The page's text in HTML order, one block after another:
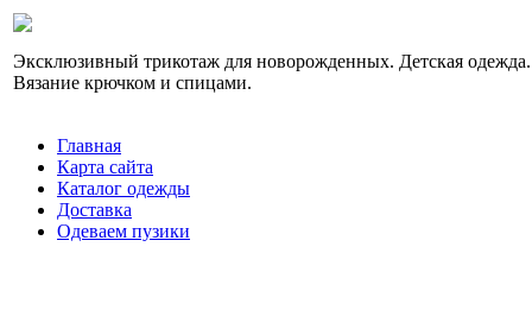
Эксклюзивный трикотаж для новорожденных. Детская одежда.
Вязание крючком и спицами.
Главная
Карта сайта
Каталог одежды
Доставка
Одеваем пузики